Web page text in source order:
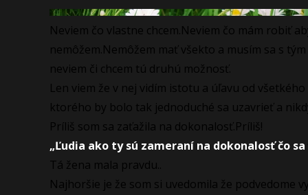
Neviem čo vlastne chcem.Neviem čo mám robiť
nemôžem.Nemôžem mať všekto a musím sa s
neviem či chcem tú druhú možnosť.
Len viem že v nej vidím istotu a úľavu od
ktorého by bolo tak jednoduché sa uzavrieť a
Príliš som sa zaťažila na dokonalosť.Príliš!
„Ľudia ako ty sú zameraní na dokonalosť čo
Tá žena mala pravdu..
Najhoršie je že som si uvedomila že podvedome